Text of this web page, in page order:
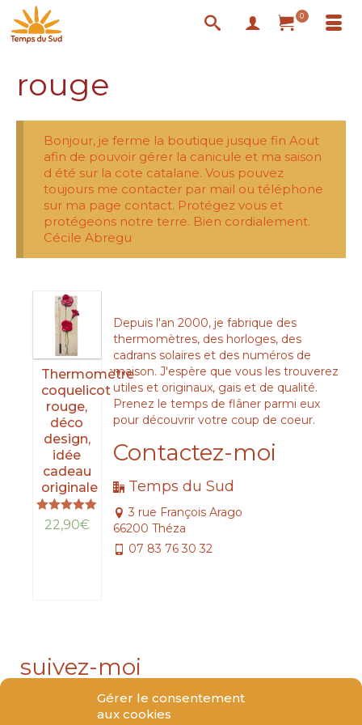
Gérer le consentement
aux cookies
0
rouge
Bonjour, je ferme la boutique jusque fin Aout
afin de pouvoir gérer la canicule et ma saison
d été sur la cote catalane. Vous pouvez
toujours me contacter par mail ou téléphone
sur ma page contact. Protégez vous et
protégeons notre terre. Bien cordialement.
Cécile Abregu
Thermomètre
coquelicot
rouge,
déco
design,
idée
cadeau
originale
Note
5.00
22,90€
Depuis l'an 2000, je fabrique des
thermomètres, des horloges, des
cadrans solaires et des numéros de
maison. J'espère que vous les trouverez
utiles et originaux, gais et de qualité.
Prenez le temps de flâner parmi eux
pour découvrir votre coup de coeur.
Contactez-moi
Temps du Sud
3 rue François Arago
66200 Théza
07 83 76 30 32
suivez-moi